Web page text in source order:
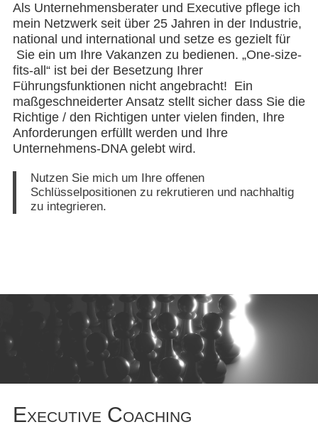
Als Unternehmensberater und Executive pflege ich
mein Netzwerk seit über 25 Jahren in der Industrie,
national und international und setze es gezielt für
Sie ein um Ihre Vakanzen zu bedienen. „One-size-
fits-all“ ist bei der Besetzung Ihrer
Führungsfunktionen nicht angebracht! Ein
maßgeschneiderter Ansatz stellt sicher dass Sie die
Richtige / den Richtigen unter vielen finden, Ihre
Anforderungen erfüllt werden und Ihre
Unternehmens-DNA gelebt wird.
Nutzen Sie mich um Ihre offenen
Schlüsselpositionen zu rekrutieren und nachhaltig
zu integrieren.
Executive Coaching